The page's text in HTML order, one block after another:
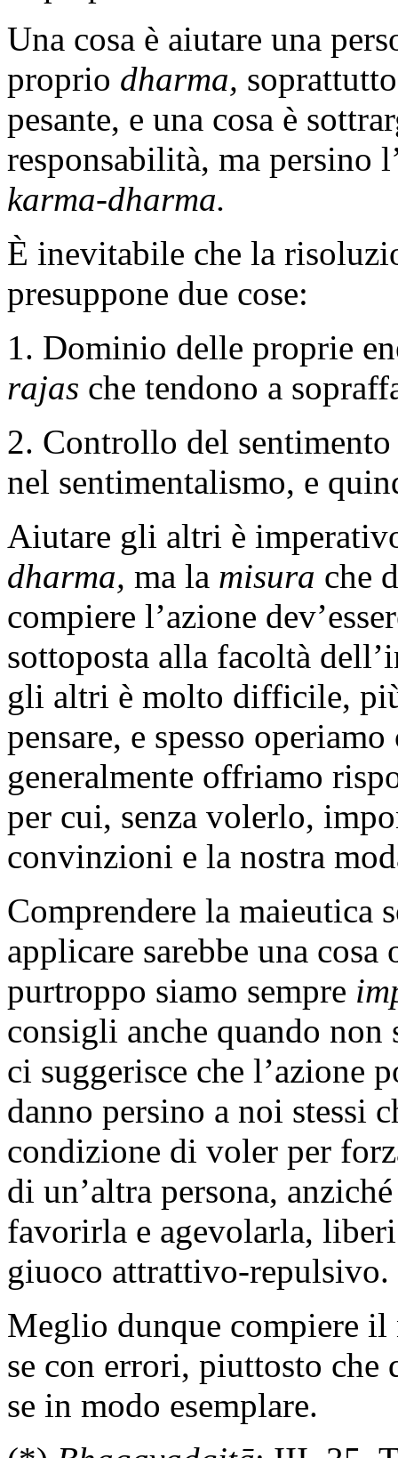
Una cosa è aiutare una
proprio dharma,
pesante, e una cosa è
responsabilità, ma persino
karma-dharma.
È inevitabile che la
presuppone due cose:
1. Dominio delle proprie
rajas che tendono a
2. Controllo del
nel sentimentalismo, e
Aiutare gli altri è
dharma, ma la misura che
compiere l’azione
sottoposta alla facoltà
gli altri è molto difficile,
pensare, e spesso
generalmente offriamo
per cui, senza volerlo,
convinzioni e la nostra
Comprendere la maieutica
applicare sarebbe una cosa
purtroppo siamo sempre
consigli anche quando
ci suggerisce che l’azione
danno persino a noi stessi
condizione di voler per
di un’altra persona,
favorirla e agevolarla,
giuoco attrattivo-repulsivo.
Meglio dunque compiere
se con errori, piuttosto che
se in modo esemplare.